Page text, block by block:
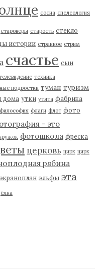
сосна спелеология
староверы старость стекло
истории странное стрим
счастье сын
техника
подростки туман туризм
дома утки утята фабрика
философия флаги флот фото
- это
фотошкола фреска
церковь цирк цирк
рябина
экраноплан эльфы эта
ёлка